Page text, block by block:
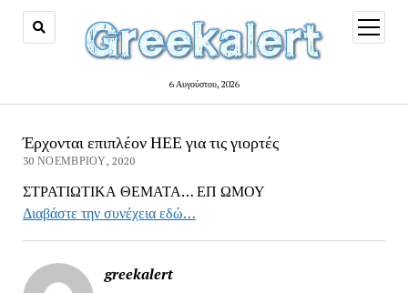
6 Αυγούστου, 2026
open
menu
Έρχονται επιπλέον ΗΕΕ για τις γιορτές
30 ΝΟΕΜΒΡΊΟΥ, 2020
ΣΤΡΑΤΙΩΤΙΚΑ ΘΕΜΑΤΑ… ΕΠ ΩΜΟΥ
Διαβάστε την συνέχεια εδώ…
greekalert